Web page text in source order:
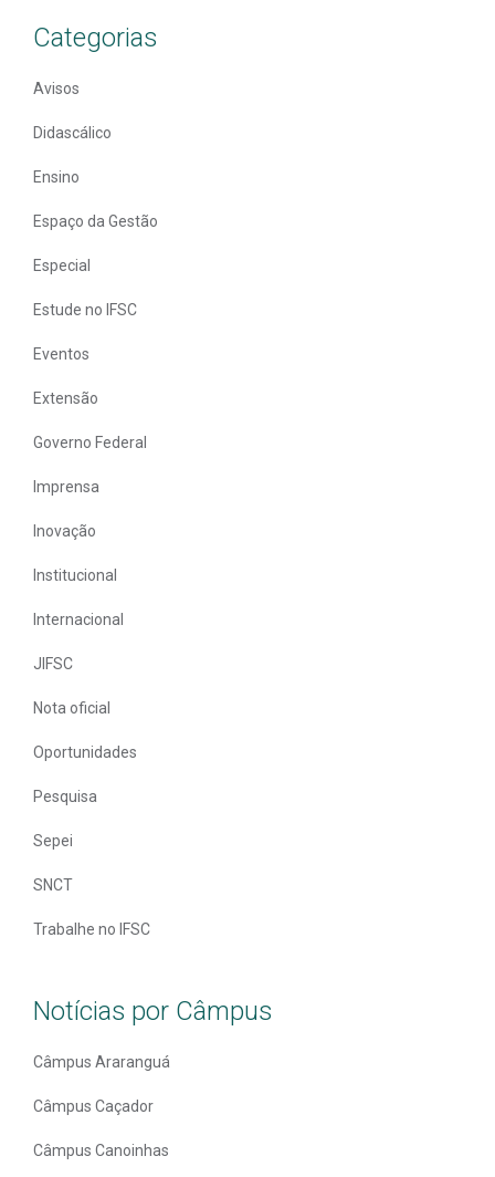
Categorias
Avisos
Didascálico
Ensino
Espaço da Gestão
Especial
Estude no IFSC
Eventos
Extensão
Governo Federal
Imprensa
Inovação
Institucional
Internacional
JIFSC
Nota oficial
Oportunidades
Pesquisa
Sepei
SNCT
Trabalhe no IFSC
Notícias por Câmpus
Câmpus Araranguá
Câmpus Caçador
Câmpus Canoinhas